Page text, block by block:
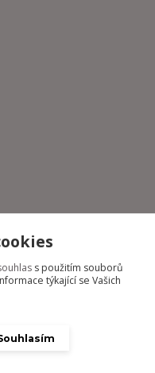
2024 - Všechny práva
s použitím souborů
týkající se Vašich